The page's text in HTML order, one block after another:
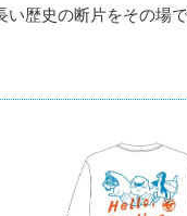
歴史の断片をその場で